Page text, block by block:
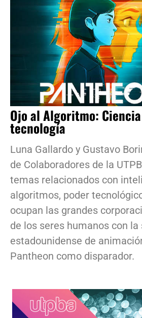
Ojo al Algoritmo:
tecnología
Luna Gallardo y Gustavo
de Colaboradores de la
temas relacionados con
algoritmos, poder
ocupan las grandes
de los seres humanos con la
estadounidense de
Pantheon como disparador.